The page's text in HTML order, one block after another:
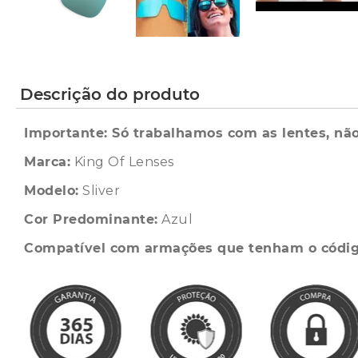
Descrição do produto
Importante: Só trabalhamos com as lentes,
Marca: King Of Lenses
Modelo: Sliver
Cor Predominante: Azul
Compatível com armações que tenham o